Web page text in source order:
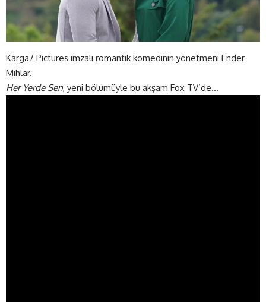
Karga7 Pictures imzalı romantik komedinin yönetmeni Ender
Mıhlar.
Her Yerde Sen, yeni bölümüyle bu akşam Fox TV’de…